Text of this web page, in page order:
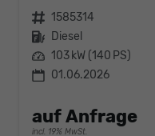
Fahrzeugnr. 1585314
Kraftstoff Diesel
Leistung 103 kW (140 PS)
01.06.2026
auf Anfrage
incl. 19% MwSt.